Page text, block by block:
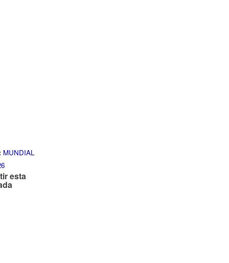
MUNDIAL
esta